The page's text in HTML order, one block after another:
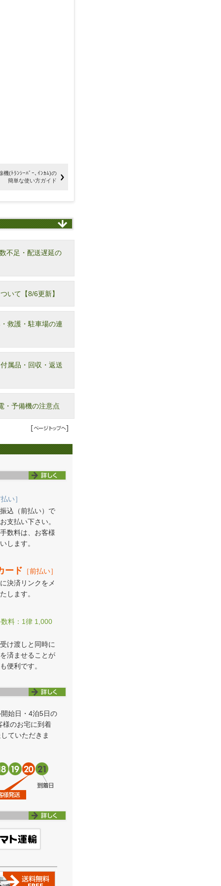
機(ﾄﾗﾝｼｰﾊﾞｰ､ｲﾝｶﾑ)の
簡単な使い方ガイド
不足・配送遅延の
いて【8/6更新】
救護・駐車場の連
属品・回収・返送
・予備機の注意点
い］
込（前払い）で
支払い下さい。
数料は、お客様
します。
ード ［前払い］
決済リンクをメ
します。
料：1律 1,000
け渡しと同時に
済ませることが
便利です。
始日・4泊5日の
様のお宅に到着
ていただきま